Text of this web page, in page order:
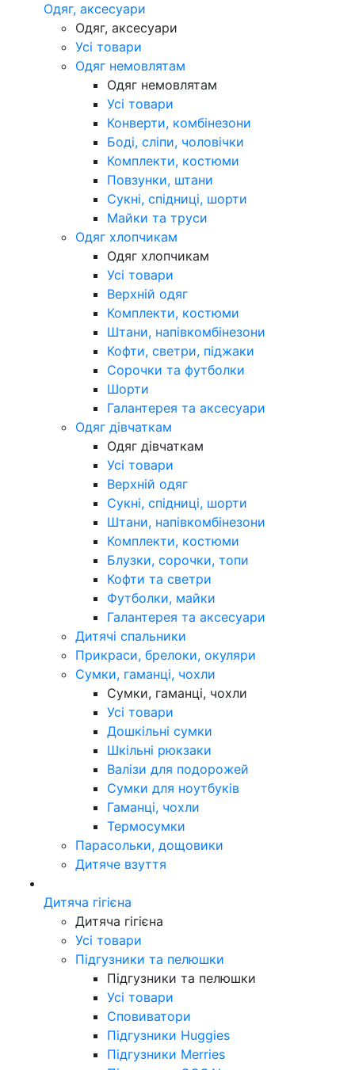
Одяг, аксесуари
Одяг, аксесуари
Усі товари
Одяг немовлятам
Одяг немовлятам
Усі товари
Конверти, комбінезони
Боді, сліпи, чоловічки
Комплекти, костюми
Повзунки, штани
Сукні, спідниці, шорти
Майки та труси
Одяг хлопчикам
Одяг хлопчикам
Усі товари
Верхній одяг
Комплекти, костюми
Штани, напівкомбінезони
Кофти, светри, піджаки
Сорочки та футболки
Шорти
Галантерея та аксесуари
Одяг дівчаткам
Одяг дівчаткам
Усі товари
Верхній одяг
Сукні, спідниці, шорти
Штани, напівкомбінезони
Комплекти, костюми
Блузки, сорочки, топи
Кофти та светри
Футболки, майки
Галантерея та аксесуари
Дитячі спальники
Прикраси, брелоки, окуляри
Сумки, гаманці, чохли
Сумки, гаманці, чохли
Усі товари
Дошкільні сумки
Шкільні рюкзаки
Валізи для подорожей
Сумки для ноутбуків
Гаманці, чохли
Термосумки
Парасольки, дощовики
Дитяче взуття
Дитяча гігієна
Дитяча гігієна
Усі товари
Підгузники та пелюшки
Підгузники та пелюшки
Усі товари
Сповиватори
Підгузники Huggies
Підгузники Merries